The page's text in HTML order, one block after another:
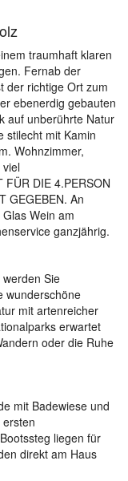
traumhaft klaren
Fernab der
der richtige Ort zum
ebenerdig gebauten
auf unberührte Natur
stilecht mit Kamin
Wohnzimmer,
viel
FÜR DIE 4.PERSON
GEGEBEN. An
Wein am
ganzjährig.
Sie
wunderschöne
mit artenreicher
erwartet
oder die Ruhe
mit Badewiese und
liegen für
direkt am Haus